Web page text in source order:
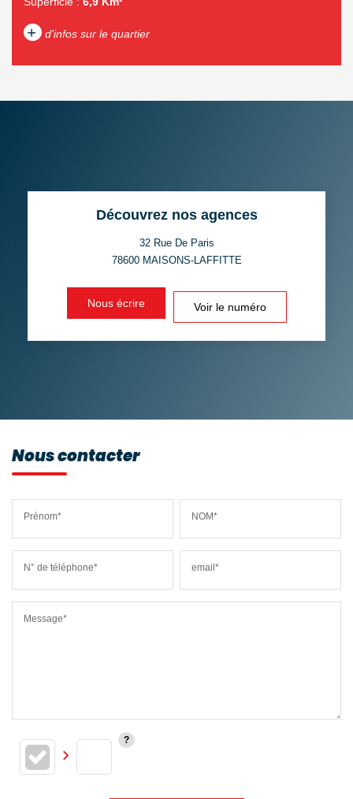
+ d'infos sur le quartier
PART DES MÉNAGES SANS
VOITURE
ECOLES ET CRÈCHES
Découvrez nos agences
32 Rue De Paris
78600 MAISONS-LAFFITTE
Nous écrire Voir le numéro
Nous contacter
Prénom* NOM*
N° de téléphone* email*
Message*